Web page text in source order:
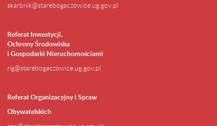
skarbnik@starebogaczowice.ug.gov.pl
Referat Inwestycji,
Ochrony Środowiska
i Gospodarki Nieruchomościami
rig@starebogaczowice.ug.gov.pl
Referat Organizacyjny i Spraw
Obywatelskich